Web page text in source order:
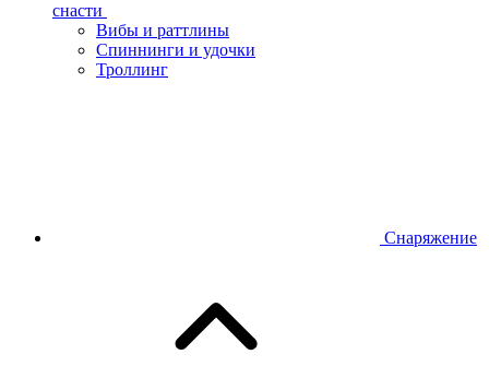
снасти
Вибы и раттлины
Спиннинги и удочки
Троллинг
Снаряжение